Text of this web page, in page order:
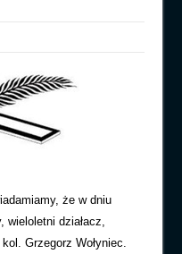
że w dniu
wieloletni działacz,
Grzegorz Wołyniec.